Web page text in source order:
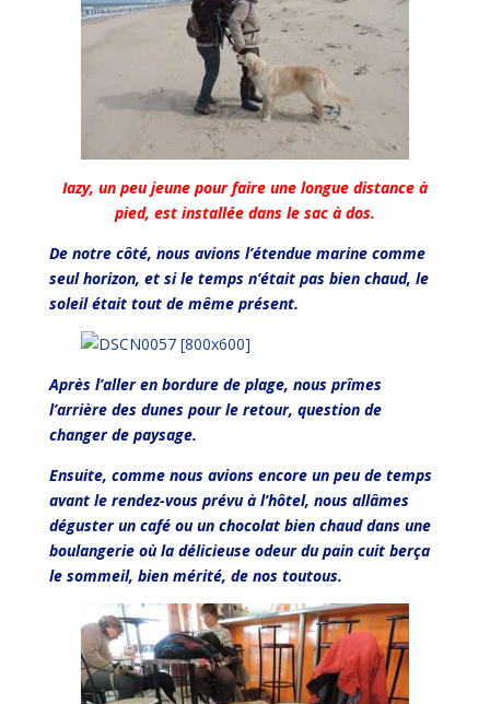
Iazy, un peu jeune pour faire une longue distance à
pied, est installée dans le sac à dos.
De notre côté, nous avions l’étendue marine comme
seul horizon, et si le temps n’était pas bien chaud, le
soleil était tout de même présent.
Après l’aller en bordure de plage, nous prîmes
l’arrière des dunes pour le retour, question de
changer de paysage.
Ensuite, comme nous avions encore un peu de temps
avant le rendez-vous prévu à l’hôtel, nous allâmes
déguster un café ou un chocolat bien chaud dans une
boulangerie où la délicieuse odeur du pain cuit berça
le sommeil, bien mérité, de nos toutous.